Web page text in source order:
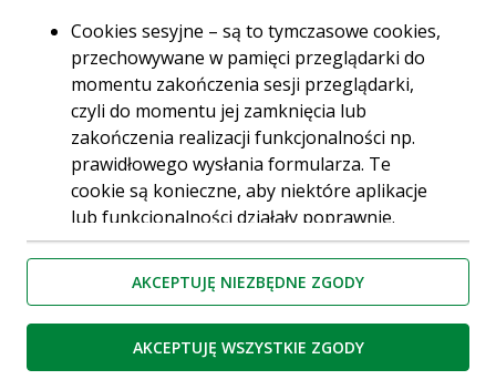
O lokacie
Warto powierzyć dodatkowe środki specjalistom, aby
mogły pracować na atrakcyjnych warunkach! Wybierz
lokatę terminową w Kasie Stefczyka i obserwuj, jak
Poznaj szczegóły naszej propozycji:
okres trwania lokaty:
Cookies sesyjne – są to tymczasowe cookies,
przechowywane w pamięci przeglądarki do
momentu zakończenia sesji przeglądarki,
czyli do momentu jej zamknięcia lub
zakończenia realizacji funkcjonalności np.
prawidłowego wysłania formularza. Te
cookie są konieczne, aby niektóre aplikacje
lub funkcjonalności działały poprawnie.
Cookies stałe – dzięki nim ponowne
cookies przechowywane są przez
przeglądarki tak długo jak określono w
parametrach cookies lub do momentu ich
usunięcia przez użytkownika.
AKCEPTUJĘ NIEZBĘDNE ZGODY
AKCEPTUJĘ WSZYSTKIE ZGODY